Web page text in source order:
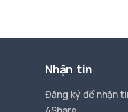
Nhận tin
Đăng ký để nhận